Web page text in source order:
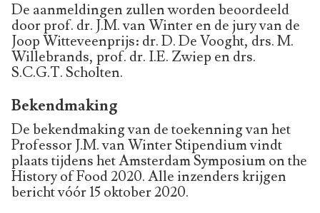
De aanmeldingen zullen worden beoordeeld
door prof. dr. J.M. van Winter en de jury van de
Joop Witteveenprijs: dr. D. De Vooght, drs. M.
Willebrands, prof. dr. I.E. Zwiep en drs.
S.C.G.T. Scholten.
Bekendmaking
De bekendmaking van de toekenning van het
Professor J.M. van Winter Stipendium vindt
plaats tijdens het Amsterdam Symposium on the
History of Food 2020. Alle inzenders krijgen
bericht vóór 15 oktober 2020.